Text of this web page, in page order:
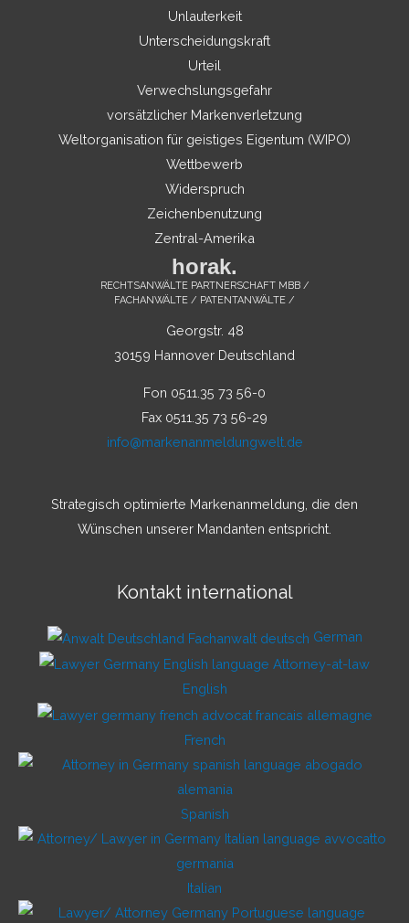
Unlauterkeit
Unterscheidungskraft
Urteil
Verwechslungsgefahr
vorsätzlicher Markenverletzung
Weltorganisation für geistiges Eigentum (WIPO)
Wettbewerb
Widerspruch
Zeichenbenutzung
Zentral-Amerika
horak.
RECHTSANWÄLTE PARTNERSCHAFT MBB /
FACHANWÄLTE / PATENTANWÄLTE /
Georgstr. 48
30159 Hannover Deutschland
Fon 0511.35 73 56-0
Fax 0511.35 73 56-29
info@markenanmeldungwelt.de
Strategisch optimierte Markenanmeldung, die den
Wünschen unserer Mandanten entspricht.
Kontakt international
German
English
French
Spanish
Italian